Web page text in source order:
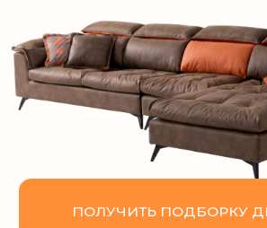
Ответьте на 4 вопроса за 30 секунд
и получите подборку моделей диванов
по вашим параметрам + дизайнерский пуф
или журнальный столик в подарок
ПОЛУЧИТЬ ПОДБОРКУ ДИВАНОВ
Рейтинг диванов
5.0
Смотреть отзывы